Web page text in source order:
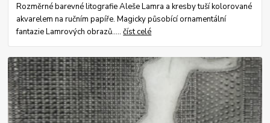
Rozměrné barevné litografie Aleše Lamra a kresby tuší kolorované
akvarelem na ručním papíře. Magicky působící ornamentální
fantazie Lamrových obrazů.....číst celé